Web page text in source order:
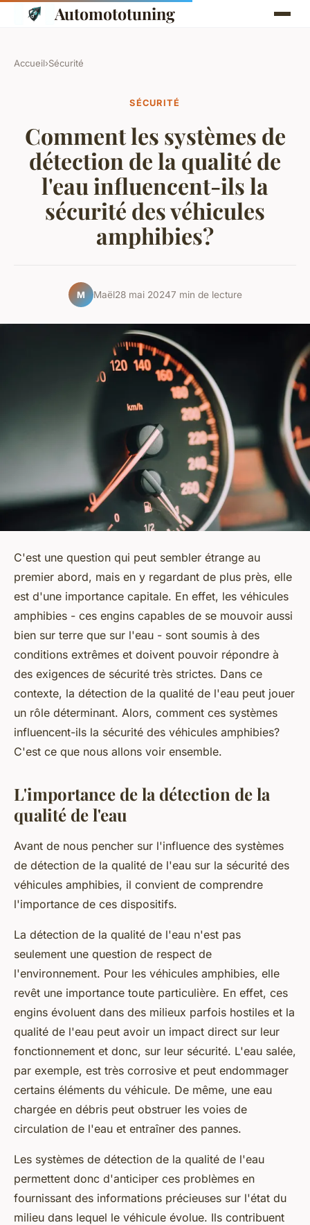
Automototuning
Accueil›Sécurité
SÉCURITÉ
Comment les systèmes de
détection de la qualité de
l'eau influencent-ils la
sécurité des véhicules
amphibies?
M Maël28 mai 20247 min de lecture
C'est une question qui peut sembler étrange au
premier abord, mais en y regardant de plus près, elle
est d'une importance capitale. En effet, les véhicules
amphibies - ces engins capables de se mouvoir aussi
bien sur terre que sur l'eau - sont soumis à des
conditions extrêmes et doivent pouvoir répondre à
des exigences de sécurité très strictes. Dans ce
contexte, la détection de la qualité de l'eau peut jouer
un rôle déterminant. Alors, comment ces systèmes
influencent-ils la sécurité des véhicules amphibies?
C'est ce que nous allons voir ensemble.
L'importance de la détection de la
qualité de l'eau
Avant de nous pencher sur l'influence des systèmes
de détection de la qualité de l'eau sur la sécurité des
véhicules amphibies, il convient de comprendre
l'importance de ces dispositifs.
La détection de la qualité de l'eau n'est pas
seulement une question de respect de
l'environnement. Pour les véhicules amphibies, elle
revêt une importance toute particulière. En effet, ces
engins évoluent dans des milieux parfois hostiles et la
qualité de l'eau peut avoir un impact direct sur leur
fonctionnement et donc, sur leur sécurité. L'eau salée,
par exemple, est très corrosive et peut endommager
certains éléments du véhicule. De même, une eau
chargée en débris peut obstruer les voies de
circulation de l'eau et entraîner des pannes.
Les systèmes de détection de la qualité de l'eau
permettent donc d'anticiper ces problèmes en
fournissant des informations précieuses sur l'état du
milieu dans lequel le véhicule évolue. Ils contribuent